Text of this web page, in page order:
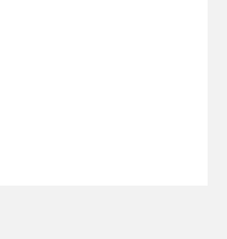
de montre,
actuellement